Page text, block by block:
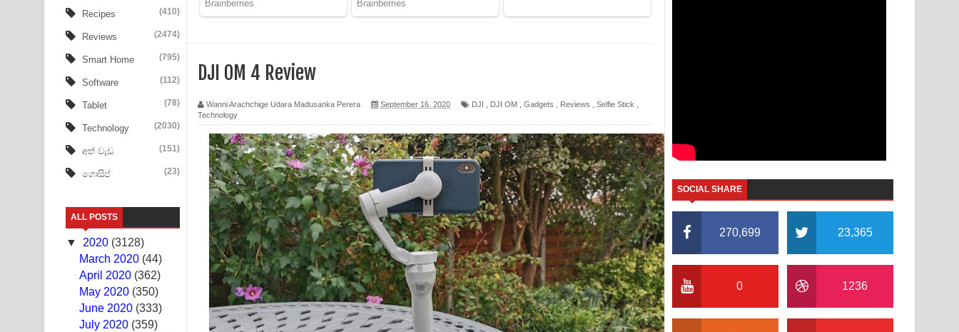
Ala purannata Song Lyrics - ආල පුරන්නට ගීතයේ පද පෙළ
FEVER DREAM Lyrics - Alex Warren
BTS : Hooligan Lyrics
Apa Hamuwee Song Lyrics - අප හමුවී ගීතයේ පද පෙළ
PATHINIYE Song Lyrics - පතිනියනේ ගීතයේ පද පෙළ
Sorry Sir Song Lyrics - සොරි සර් ගීතයේ පද පෙළ
Mathaka Aluthin Liyanna Song Lyrics - මතක අලුතින් ලියන්න ගීතයේ පද පෙළ
Sandak Awith Song Lyrics - සඳක් ඇවිත් ගීතයේ පද පෙළ
Swetha Sande Song Lyrics - ශ්වේත සඳේ ගීතයේ පද පෙළ
Ma Igili Giya Lyrics - මා ඉගිලී ගියා ගීතයේ පද පෙළ
Recipes (410)
Reviews (2474)
Smart Home (795)
Software (112)
Tablet (78)
Technology (2030)
අත් වැඩ (151)
ගොසිප් (23)
ALL POSTS
▼ 2020 (3128)
March 2020 (44)
April 2020 (362)
May 2020 (350)
June 2020 (333)
July 2020 (359)
DJI OM 4 Review
Wanni Arachchige Udara Madusanka Perera September 16, 2020 DJI DJI OM Gadgets Reviews Selfie Stick
Technology
SOCIAL SHARE
270,699 23,365
0 1236